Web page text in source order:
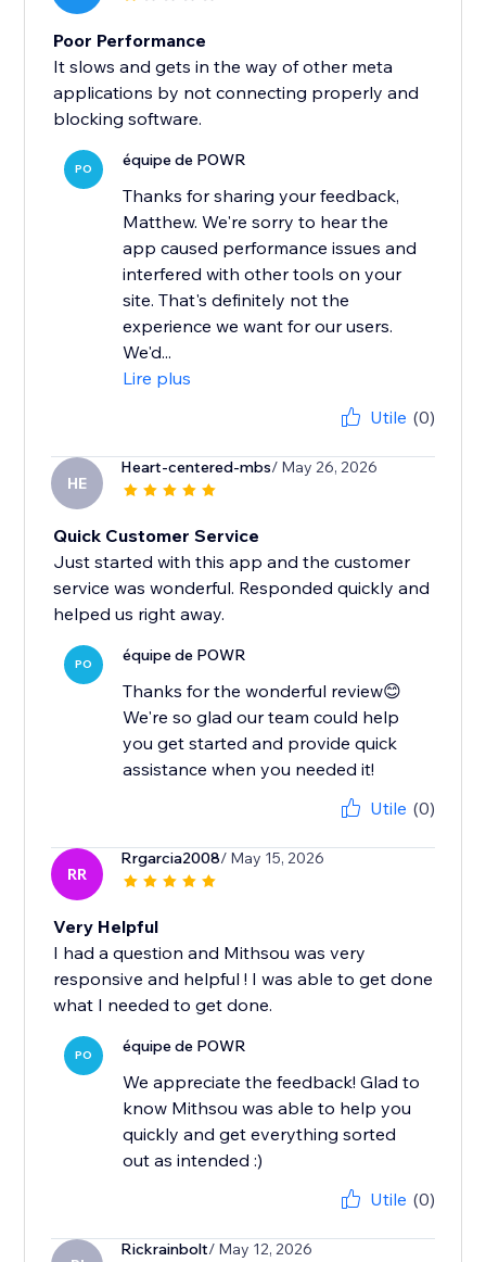
Poor Performance
It slows and gets in the way of other meta
applications by not connecting properly and
blocking software.
PO équipe de POWR
Thanks for sharing your feedback,
Matthew. We're sorry to hear the
app caused performance issues and
interfered with other tools on your
site. That's definitely not the
experience we want for our users.
We'd...
Lire plus
Utile (0)
HE
Heart-centered-mbs/ May 26, 2026
Quick Customer Service
Just started with this app and the customer
service was wonderful. Responded quickly and
helped us right away.
PO équipe de POWR
Thanks for the wonderful review😊
We're so glad our team could help
you get started and provide quick
assistance when you needed it!
Utile (0)
RR
Rrgarcia2008/ May 15, 2026
Very Helpful
I had a question and Mithsou was very
responsive and helpful ! I was able to get done
what I needed to get done.
PO équipe de POWR
We appreciate the feedback! Glad to
know Mithsou was able to help you
quickly and get everything sorted
out as intended :)
Utile (0)
Rickrainbolt/ May 12, 2026